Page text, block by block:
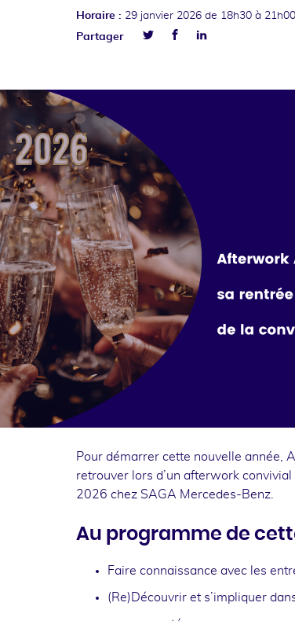
Horaire : 29 janvier 2026 de 18h30 à 21h00
Partager
FacebookLinkedin
Pour démarrer cette nouvelle année,
retrouver lors d’un afterwork
2026 chez SAGA Mercedes-Benz.
Au programme de
Faire connaissance avec les
(Re)Découvrir et s’impliquer